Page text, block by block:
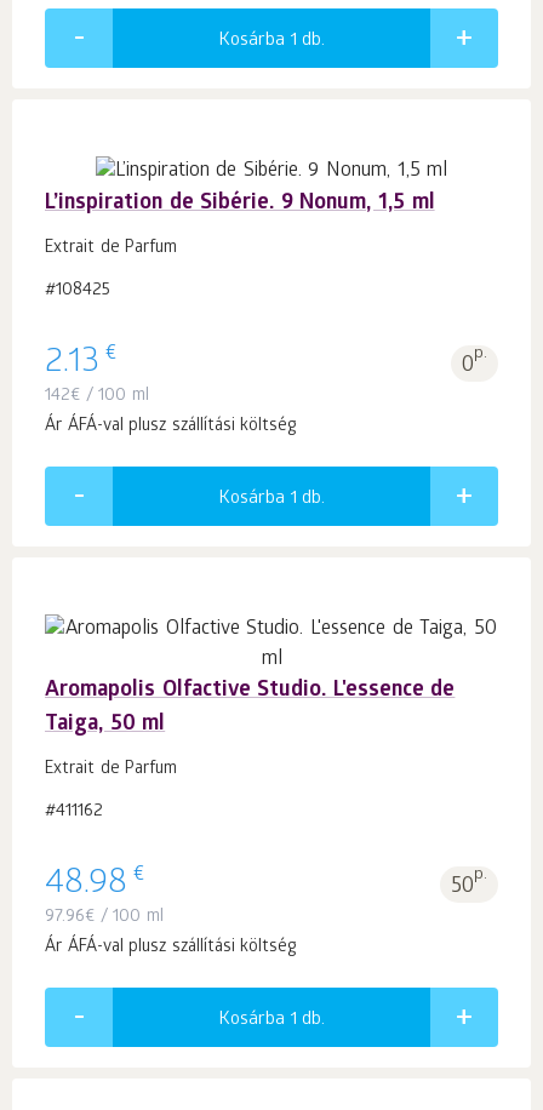
Kosárba 1 db.
L’inspiration de Sibérie. 9 Nonum, 1,5 ml
Extrait de Parfum
#108425
2.13 € 0p.
142€ / 100 ml
Ár ÁFÁ-val plusz szállítási költség
Kosárba 1 db.
Aromapolis Olfactive Studio. L'essence de
Taiga, 50 ml
Extrait de Parfum
#411162
48.98 € 50p.
97.96€ / 100 ml
Ár ÁFÁ-val plusz szállítási költség
Kosárba 1 db.